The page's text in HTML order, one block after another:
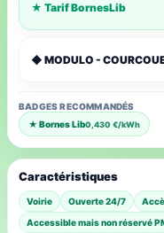
★ Tarif BornesLib
◆ MODULO -
BADGES RECOMMANDÉS
★ Bornes Lib0,430 €/kWh
Caractéristiques
Voirie Ouverte 24/7
Accessible mais non réservé